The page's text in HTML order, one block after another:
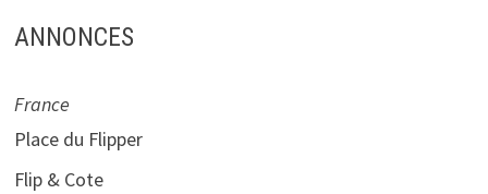
ANNONCES
France
Place du Flipper
Flip & Cote